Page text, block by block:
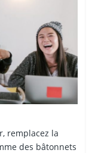
remplacez la
des bâtonnets